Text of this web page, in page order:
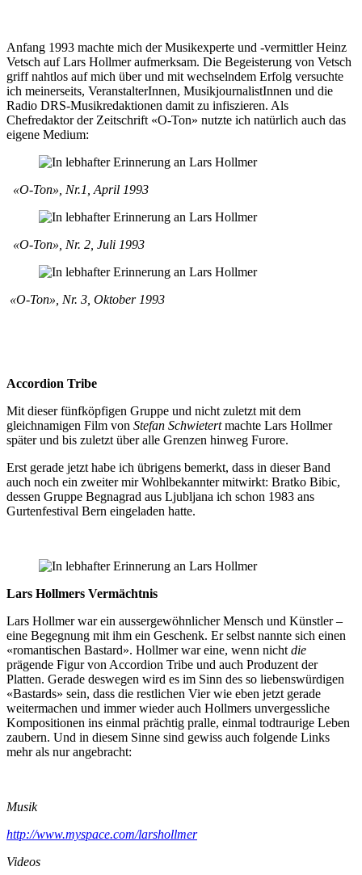
Anfang 1993 machte mich der Musikexperte und -vermittler Heinz
Vetsch auf Lars Hollmer aufmerksam. Die Begeisterung von Vetsch
griff nahtlos auf mich über und mit wechselndem Erfolg versuchte
ich meinerseits, VeranstalterInnen, MusikjournalistInnen und die
Radio DRS-Musikredaktionen damit zu infiszieren. Als
Chefredaktor der Zeitschrift «O-Ton» nutzte ich natürlich auch das
eigene Medium:
«O-Ton», Nr.1, April 1993
«O-Ton», Nr. 2, Juli 1993
«O-Ton», Nr. 3, Oktober 1993
Accordion Tribe
Mit dieser fünfköpfigen Gruppe und nicht zuletzt mit dem
gleichnamigen Film von Stefan Schwietertmachte Lars Hollmer
später und bis zuletzt über alle Grenzen hinweg Furore.
Erst gerade jetzt habe ich übrigens bemerkt, dass in dieser Band
auch noch ein zweiter mir Wohlbekannter mitwirkt: Bratko Bibic,
dessen Gruppe Begnagrad aus Ljubljana ich schon 1983 ans
Gurtenfestival Bern eingeladen hatte.
Lars Hollmers Vermächtnis
Lars Hollmer war ein aussergewöhnlicher Mensch und Künstler –
eine Begegnung mit ihm ein Geschenk. Er selbst nannte sich einen
«romantischen Bastard». Hollmer war eine, wenn nicht die
prägende Figur von Accordion Tribe und auch Produzent der
Platten. Gerade deswegen wird es im Sinn des so liebenswürdigen
«Bastards» sein, dass die restlichen Vier wie eben jetzt gerade
weitermachen und immer wieder auch Hollmers unvergessliche
Kompositionen ins einmal prächtig pralle, einmal todtraurige Leben
zaubern. Und in diesem Sinne sind gewiss auch folgende Links
mehr als nur angebracht:
Musik
http://www.myspace.com/larshollmer
Videos